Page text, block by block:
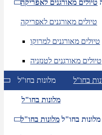
טיולים מאורגנים לאפריקה
טיולים מאורגנים לאפריקה
טיולים מאורגנים למרוקו
טיולים מאורגנים לטנזניה
מלונות בחו"ל בחו"ל
מלונות בחו"ל
מלונות בחו"ל מלונות בחו"ל